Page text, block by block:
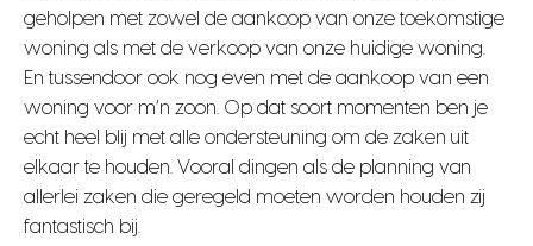
geholpen met zowel de aankoop van onze toekomstige
woning als met de verkoop van onze huidige woning.
En tussendoor ook nog even met de aankoop van een
woning voor m’n zoon. Op dat soort momenten ben je
echt heel blij met alle ondersteuning om de zaken uit
elkaar te houden. Vooral dingen als de planning van
allerlei zaken die geregeld moeten worden houden zij
fantastisch bij.